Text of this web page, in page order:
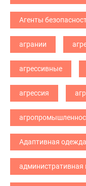
Агенты
агрании
агрессивные
агрессия
Адаптивная одежда
административная